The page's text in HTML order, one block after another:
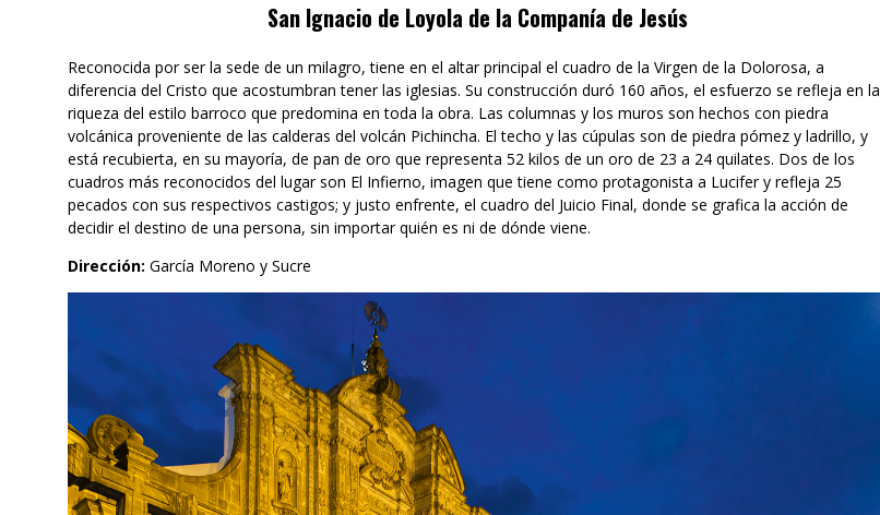
San Ignacio de Loyola de la Companía de Jesús
Reconocida por ser la sede de un milagro, tiene en el altar principal el cuadro de la Virgen de la Dolorosa, a
diferencia del Cristo que acostumbran tener las iglesias. Su construcción duró 160 años, el esfuerzo se refleja en la
riqueza del estilo barroco que predomina en toda la obra. Las columnas y los muros son hechos con piedra
volcánica proveniente de las calderas del volcán Pichincha. El techo y las cúpulas son de piedra pómez y ladrillo, y
está recubierta, en su mayoría, de pan de oro que representa 52 kilos de un oro de 23 a 24 quilates. Dos de los
cuadros más reconocidos del lugar son El Infierno, imagen que tiene como protagonista a Lucifer y refleja 25
pecados con sus respectivos castigos; y justo enfrente, el cuadro del Juicio Final, donde se grafica la acción de
decidir el destino de una persona, sin importar quién es ni de dónde viene.
Dirección: García Moreno y Sucre